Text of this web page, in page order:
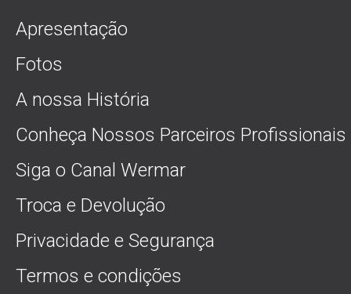
Apresentação
Fotos
A nossa História
Conheça Nossos Parceiros Profissionais
Siga o Canal Wermar
Troca e Devolução
Privacidade e Segurança
Termos e condições